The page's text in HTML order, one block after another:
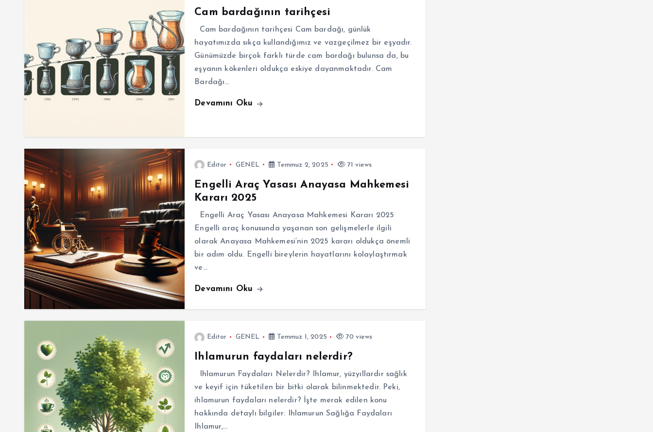
Cam bardağının tarihçesi
Cam bardağının tarihçesi Cam bardağı, günlük
hayatımızda sıkça kullandığımız ve vazgeçilmez bir eşyadır.
Günümüzde birçok farklı türde cam bardağı bulunsa da, bu
eşyanın kökenleri oldukça eskiye dayanmaktadır. Cam
Bardağı…
Devamını Oku
Editor GENEL Temmuz 2, 2025 71 views
Engelli Araç Yasası Anayasa Mahkemesi
Kararı 2025
Engelli Araç Yasası Anayasa Mahkemesi Kararı 2025
Engelli araç konusunda yaşanan son gelişmelerle ilgili
olarak Anayasa Mahkemesi’nin 2025 kararı oldukça önemli
bir adım oldu. Engelli bireylerin hayatlarını kolaylaştırmak
ve…
Devamını Oku
Editor GENEL Temmuz 1, 2025 70 views
Ihlamurun faydaları nelerdir?
Ihlamurun Faydaları Nelerdir? Ihlamur, yüzyıllardır sağlık
ve keyif için tüketilen bir bitki olarak bilinmektedir. Peki,
ihlamurun faydaları nelerdir? İşte merak edilen konu
hakkında detaylı bilgiler: Ihlamurun Sağlığa Faydaları
Ihlamur,…